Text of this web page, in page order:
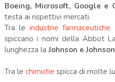
Boeing, Microsoft, Google e
testa ai rispettivi mercati.
Tra leindustrie
spiccano i nomi della Abbot
lunghezza laJohnson e
Tra le chimiche spicca di molte